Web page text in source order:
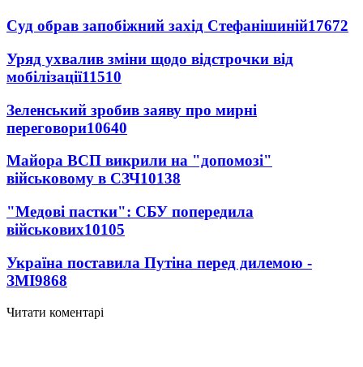
Суд обрав запобіжний захід Стефанішиній17672
Уряд ухвалив зміни щодо відстрочки від
мобілізації11510
Зеленський зробив заяву про мирні
переговори10640
Майора ВСП викрили на "допомозі"
військовому в СЗЧ10138
"Медові пастки": СБУ попередила
військових10105
Україна поставила Путіна перед дилемою -
ЗМІ9868
Читати коментарі